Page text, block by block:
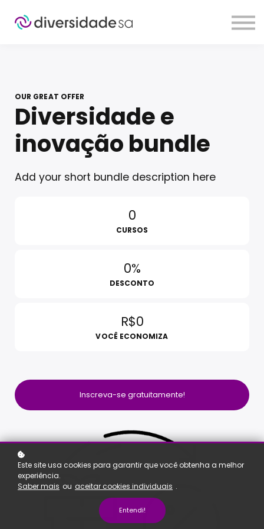
Planos
OUR GREAT OFFER
Diversidade e
inovação bundle
Add your short bundle description here
0
CURSOS
0%
DESCONTO
R$0
VOCÊ ECONOMIZA
Inscreva-se gratuitamente!
Este site usa cookies para garantir que você obtenha a melhor
experiência.
Saber mais ou aceitar cookies individuais .
Entendi!